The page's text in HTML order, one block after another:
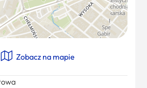
Zobacz na mapie